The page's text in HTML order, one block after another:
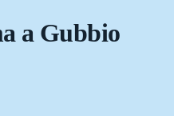
a Gubbio